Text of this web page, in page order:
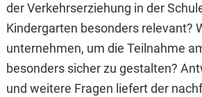
der Verkehrserziehung in der
Kindergarten besonders relevant?
unternehmen, um die Teilnahme
besonders sicher zu gestalten?
und weitere Fragen liefert der